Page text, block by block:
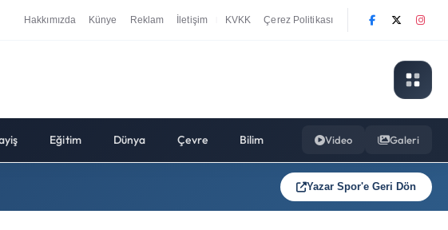
Hakkımızda Künye Reklam İletişim KVKK Çerez Politikası
Eğitim Dünya Çevre Bilim Video Galeri
Yazar Spor'e Geri Dön